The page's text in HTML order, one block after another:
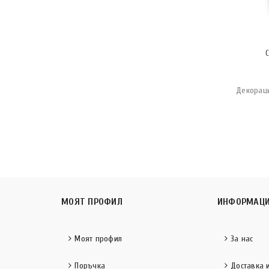
МОЯТ ПРОФИЛ
Моят профил
Поръчка
За нас
Доставка